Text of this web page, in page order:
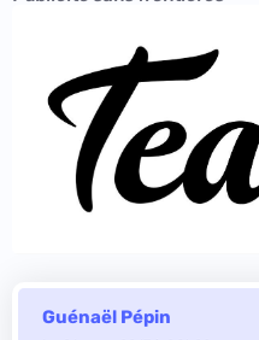
Guénaël Pépin